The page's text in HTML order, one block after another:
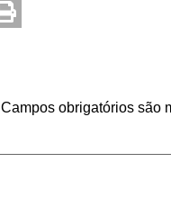
Campos obrigatórios são